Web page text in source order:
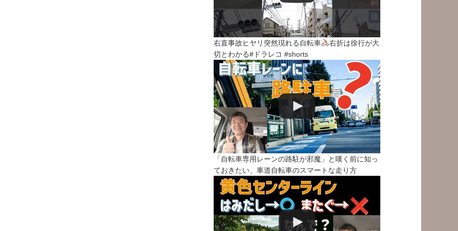
右直事故ヒヤリ突然現れる自転車
右折は徐行が大
切とわかる#ドラレコ #shorts
「自転車専用レーンの路駐が邪魔」と嘆く前に知っ
ておきたい、車道自転車のスマートな走り方